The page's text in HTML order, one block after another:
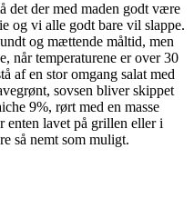
det der med maden godt være
og vi alle godt bare vil slappe.
og mættende måltid, men
når temperaturene er over 30
af en stor omgang salat med
sovsen bliver skippet
9%, rørt med en masse
enten lavet på grillen eller i
så nemt som muligt.